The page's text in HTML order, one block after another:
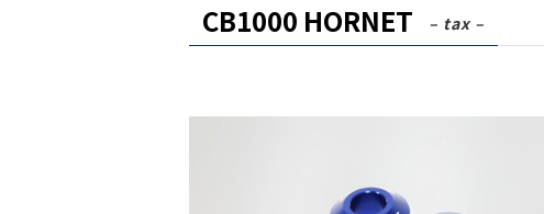
CB1000 HORNET – tax –